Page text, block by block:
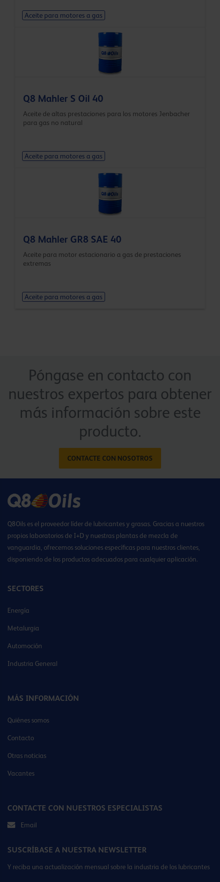
Aceite para motores a gas
Q8 Mahler S Oil 40
Aceite de altas prestaciones para los motores Jenbacher
para gas no natural
Aceite para motores a gas
Q8 Mahler GR8 SAE 40
Aceite para motor estacionario a gas de prestaciones
extremas
Aceite para motores a gas
Póngase en contacto con
nuestros expertos para obtener
más información sobre este
producto.
CONTACTE CON NOSOTROS
Q8Oils es el proveedor líder de lubricantes y grasas. Gracias a nuestros
propios laboratorios de I+D y nuestras plantas de mezcla de
vanguardia, ofrecemos soluciones específicas para nuestros clientes,
disponiendo de los productos adecuados para cualquier aplicación.
SECTORES
Energía
Metalurgia
Automoción
Industria General
MÁS INFORMACIÓN
Quiénes somos
Contacto
Otras noticias
Vacantes
CONTACTE CON NUESTROS ESPECIALISTAS
Email
SUSCRÍBASE A NUESTRA NEWSLETTER
Y reciba una actualización mensual sobre la industria de los lubricantes